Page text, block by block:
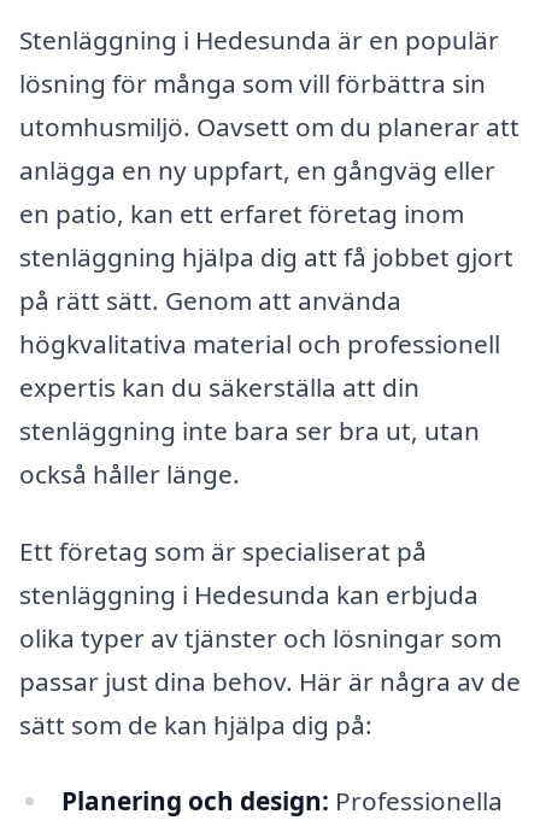
Stenläggning i Hedesunda är en populär
lösning för många som vill förbättra sin
utomhusmiljö. Oavsett om du planerar att
anlägga en ny uppfart, en gångväg eller
en patio, kan ett erfaret företag inom
stenläggning hjälpa dig att få jobbet gjort
på rätt sätt. Genom att använda
högkvalitativa material och professionell
expertis kan du säkerställa att din
stenläggning inte bara ser bra ut, utan
också håller länge.
Ett företag som är specialiserat på
stenläggning i Hedesunda kan erbjuda
olika typer av tjänster och lösningar som
passar just dina behov. Här är några av de
sätt som de kan hjälpa dig på:
Planering och design: Professionella